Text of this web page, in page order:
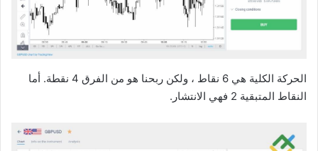
الحركة الكلية هي 6 نقاط ، ولكن ربحنا هو من الفرق 4 نقطة. أما
النقاط المتبقية 2 فهي الانتشار.